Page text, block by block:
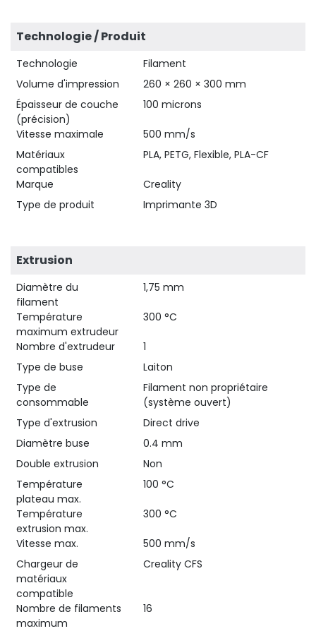
Technologie / Produit
Technologie
Filament
Volume d'impression
260 × 260 × 300 mm
Épaisseur de couche
(précision)
100 microns
Vitesse maximale
500 mm/s
Matériaux
compatibles
PLA, PETG, Flexible, PLA-CF
Marque
Creality
Type de produit
Imprimante 3D
Extrusion
Diamètre du
filament
1,75 mm
Température
maximum extrudeur
300 °C
Nombre d'extrudeur
1
Type de buse
Laiton
Type de
consommable
Filament non propriétaire
(système ouvert)
Type d'extrusion
Direct drive
Diamètre buse
0.4 mm
Double extrusion
Non
Température
plateau max.
100 °C
Température
extrusion max.
300 °C
Vitesse max.
500 mm/s
Chargeur de
matériaux
compatible
Creality CFS
Nombre de filaments
maximum
16